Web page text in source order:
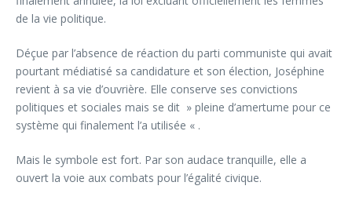
de la vie politique.
Déçue par l’absence de réaction du parti communiste qui avait
pourtant médiatisé sa candidature et son élection, Joséphine
revient à sa vie d’ouvrière. Elle conserve ses convictions
politiques et sociales mais se dit » pleine d’amertume pour ce
système qui finalement l’a utilisée « .
Mais le symbole est fort. Par son audace tranquille, elle a
ouvert la voie aux combats pour l’égalité civique.